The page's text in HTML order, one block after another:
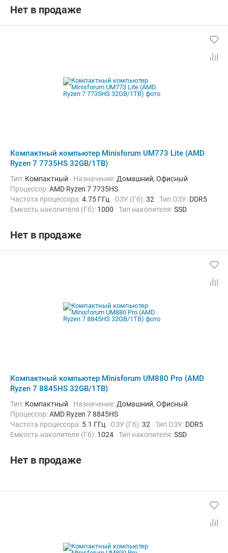
Операционная система:
Нет в продаже
Компактный компьютер Minisforum UM773 Lite (AMD
Ryzen 7 7735HS 32GB/1TB)
Тип: Компактный Назначение: Домашний, Офисный
Процессор:AMD Ryzen 7 7735HS
Частота процессора:4.75 ГГц ОЗУ (Гб):32 Тип ОЗУ: DDR5
Емкость накопителя (Гб): 1000 Тип накопителя:SSD
Операционная система:
Нет в продаже
Компактный компьютер Minisforum UM880 Pro (AMD
Ryzen 7 8845HS 32GB/1TB)
Тип: Компактный Назначение: Домашний, Офисный
Процессор:AMD Ryzen 7 8845HS
Частота процессора: 5.1 ГГц ОЗУ (Гб):32 Тип ОЗУ: DDR5
Емкость накопителя (Гб): 1024 Тип накопителя:SSD
Операционная система:
Нет в продаже